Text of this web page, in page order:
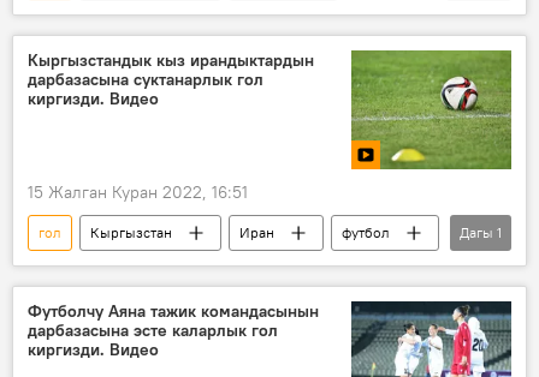
футбол
Сингапур
Валерий Кичин
Спорт
Видео
Кыргызстандык кыз ирандыктардын
дарбазасына суктанарлык гол
киргизди. Видео
15 Жалган Куран 2022, 16:51
гол Кыргызстан Иран
футбол
кыздар
Дагы 1
Футболчу Аяна тажик командасынын
дарбазасына эсте каларлык гол
киргизди. Видео